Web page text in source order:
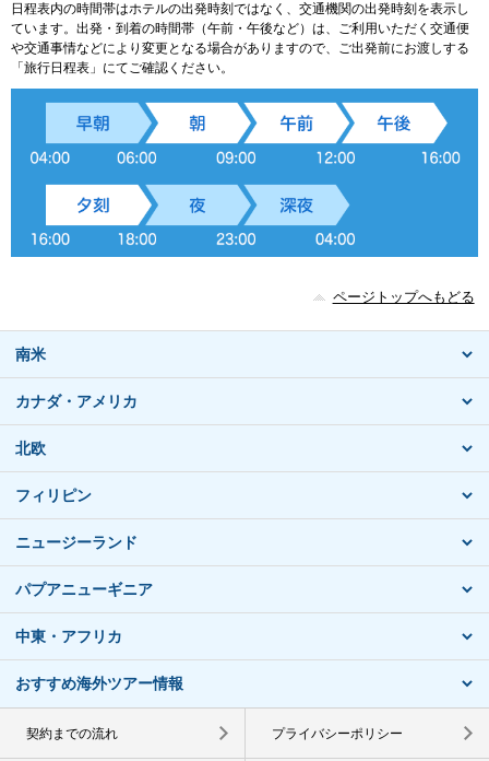
日程表内の時間帯はホテルの出発時刻ではなく、交通機関の出発時刻を表示し
ています。出発・到着の時間帯（午前・午後など）は、ご利用いただく交通便
や交通事情などにより変更となる場合がありますので、ご出発前にお渡しする
「旅行日程表」にてご確認ください。
ページトップへもどる
南米
カナダ・アメリカ
北欧
フィリピン
ニュージーランド
パプアニューギニア
中東・アフリカ
おすすめ海外ツアー情報
契約までの流れ プライバシーポリシー